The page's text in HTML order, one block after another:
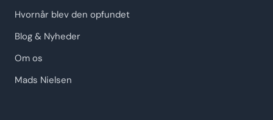
Hvornår blev den opfundet
Blog & Nyheder
Om os
Mads Nielsen